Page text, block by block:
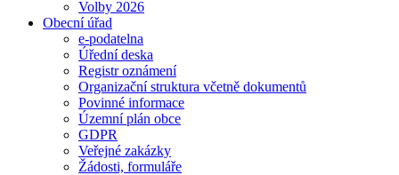
Volby 2026
Obecní úřad
e-podatelna
Úřední deska
Registr oznámení
Organizační struktura včetně dokumentů
Povinné informace
Územní plán obce
GDPR
Veřejné zakázky
Žádosti, formuláře